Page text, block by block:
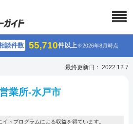
談件数 55,710件以上※2026年8月時点
最終更新日： 2022.12.7
業所-水戸市
トプログラムによる収益を得ています。